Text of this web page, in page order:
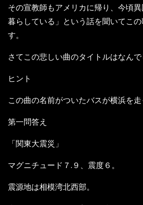
その宣教師もアメリカに帰り、今頃
暮らしている」という話を聞いてこ
す。
さてこの悲しい曲のタイトルはなんで
ヒント
この曲の名前がついたバスが横浜を
第一問答え
「関東大震災」
マグニチュード７.９、震度６。
震源地は相模湾北西部。